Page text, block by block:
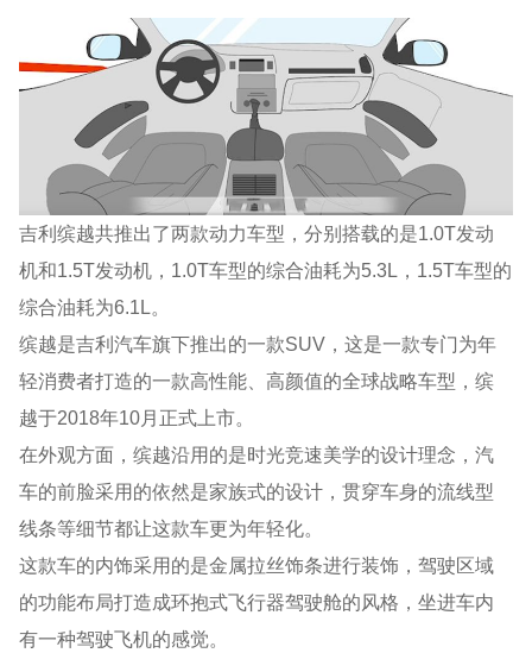
吉利缤越共推出了两款动力车型，分别搭载的是1.0T发动
机和1.5T发动机，1.0T车型的综合油耗为5.3L，1.5T车型的
综合油耗为6.1L。
缤越是吉利汽车旗下推出的一款SUV，这是一款专门为年
轻消费者打造的一款高性能、高颜值的全球战略车型，缤
越于2018年10月正式上市。
在外观方面，缤越沿用的是时光竞速美学的设计理念，汽
车的前脸采用的依然是家族式的设计，贯穿车身的流线型
线条等细节都让这款车更为年轻化。
这款车的内饰采用的是金属拉丝饰条进行装饰，驾驶区域
的功能布局打造成环抱式飞行器驾驶舱的风格，坐进车内
有一种驾驶飞机的感觉。